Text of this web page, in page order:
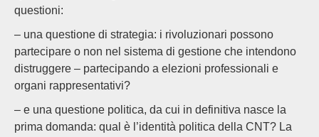
questioni:
– una questione di strategia: i rivoluzionari possono
partecipare o non nel sistema di gestione che intendono
distruggere – partecipando a elezioni professionali e
organi rappresentativi?
– e una questione politica, da cui in definitiva nasce la
prima domanda: qual è l’identità politica della CNT? La